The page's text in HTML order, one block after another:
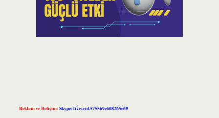
Reklam ve İletişim:Skype: live:.cid.575569c608265c69